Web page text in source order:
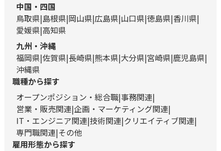
中国・四国
鳥取県 島根県 岡山県 広島県 山口県 徳島県 香川県
愛媛県 高知県
九州・沖縄
福岡県 佐賀県 長崎県 熊本県 大分県 宮崎県 鹿児島県
沖縄県
職種から探す
オープンポジション・総合職 事務関連
営業・販売関連 企画・マーケティング関連
IT・エンジニア関連 技術関連 クリエイティブ関連
専門職関連 その他
雇用形態から探す